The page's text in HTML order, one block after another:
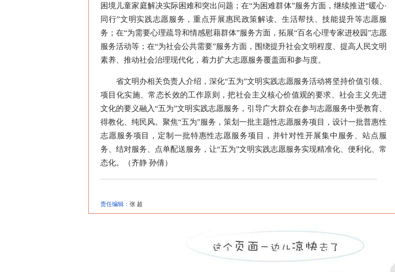
困境儿童家庭解决实际困难和突出问题；在“为困难群体”服务方面，继续推进“暖心·
同行”文明实践志愿服务，重点开展惠民政策解读、生活帮扶、技能提升等志愿服
务；在“为需要心理疏导和情感慰藉群体”服务方面，拓展“百名心理专家进校园”志愿
服务活动等；在“为社会公共需要”服务方面，围绕提升社会文明程度、提高人民文明
素养、推动社会治理现代化，着力扩大志愿服务覆盖面和参与度。
省文明办相关负责人介绍，深化“五为”文明实践志愿服务活动将坚持价值引领、
项目化实施、常态长效的工作原则，把社会主义核心价值观的要求、社会主义先进
文化的要义融入“五为”文明实践志愿服务，引导广大群众在参与志愿服务中受教育、
得教化、纯民风。聚焦“五为”服务，策划一批主题性志愿服务项目，设计一批普惠性
志愿服务项目，定制一批特惠性志愿服务项目，并针对性开展集中服务、站点服
务、结对服务、点单配送服务，让“五为”文明实践志愿服务实现精准化、便利化、常
态化。（齐静 孙倩）
责任编辑： 张 超